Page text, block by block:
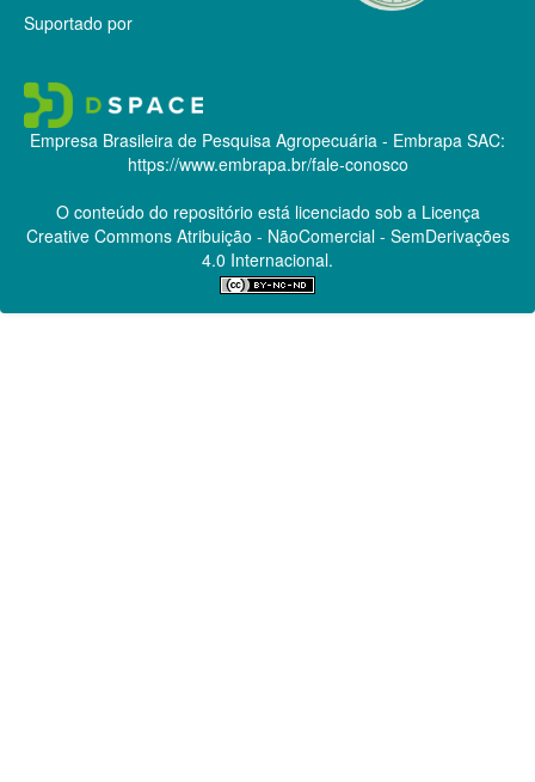
Suportado por
Empresa Brasileira de Pesquisa Agropecuária - Embrapa SAC:
https://www.embrapa.br/fale-conosco
O conteúdo do repositório está licenciado sob a Licença
Creative CommonsAtribuição - NãoComercial - SemDerivações
4.0 Internacional.